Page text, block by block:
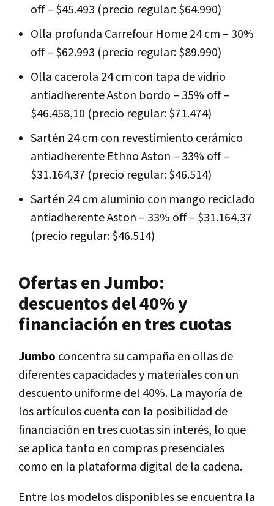
off – $45.493 (precio regular: $64.990)
Olla profunda Carrefour Home 24 cm – 30%
off – $62.993 (precio regular: $89.990)
Olla cacerola 24 cm con tapa de vidrio
antiadherente Aston bordo – 35% off –
$46.458,10 (precio regular: $71.474)
Sartén 24 cm con revestimiento cerámico
antiadherente Ethno Aston – 33% off –
$31.164,37 (precio regular: $46.514)
Sartén 24 cm aluminio con mango reciclado
antiadherente Aston – 33% off – $31.164,37
(precio regular: $46.514)
Ofertas en Jumbo:
descuentos del 40% y
financiación en tres cuotas
Jumbo concentra su campaña en ollas de
diferentes capacidades y materiales con un
descuento uniforme del 40%. La mayoría de
los artículos cuenta con la posibilidad de
financiación en tres cuotas sin interés, lo que
se aplica tanto en compras presenciales
como en la plataforma digital de la cadena.
Entre los modelos disponibles se encuentra la